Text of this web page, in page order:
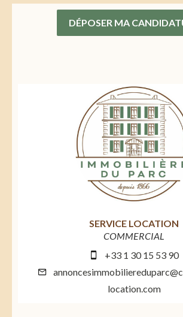
DÉPOSER MA
SERVICE LOCATION
COMMERCIAL
+33 1 30 15 53 90
location.com